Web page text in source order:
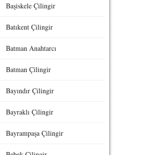
Başiskele Çilingir
Batıkent Çilingir
Batman Anahtarcı
Batman Çilingir
Bayındır Çilingir
Bayraklı Çilingir
Bayrampaşa Çilingir